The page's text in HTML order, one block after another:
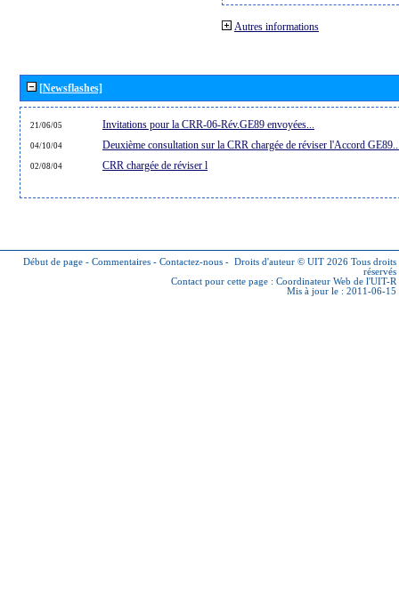
Autres informations
[Newsflashes]
21/06/05 Invitations pour la CRR-06-Rév.GE89 envoyées...
04/10/04 Deuxième consultation sur la CRR chargée de réviser l'Accord
02/08/04 CRR chargée de réviser l
Début de page - Commentaires - Contactez-nous - Droits d'auteur © UIT 2026 Tous droits
réservés
Contact pour cette page : Coordinateur Web de l'UIT-R
Mis à jour le : 2011-06-15